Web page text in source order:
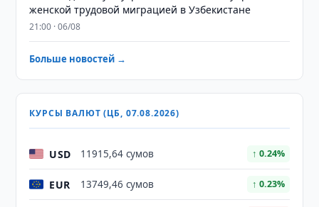
женской трудовой миграцией в Узбекистане
21:00 · 06/08
Больше новостей →
КУРСЫ ВАЛЮТ (ЦБ, 07.08.2026)
USD 11915,64 сумов ↑ 0.24%
EUR 13749,46 сумов ↑ 0.23%